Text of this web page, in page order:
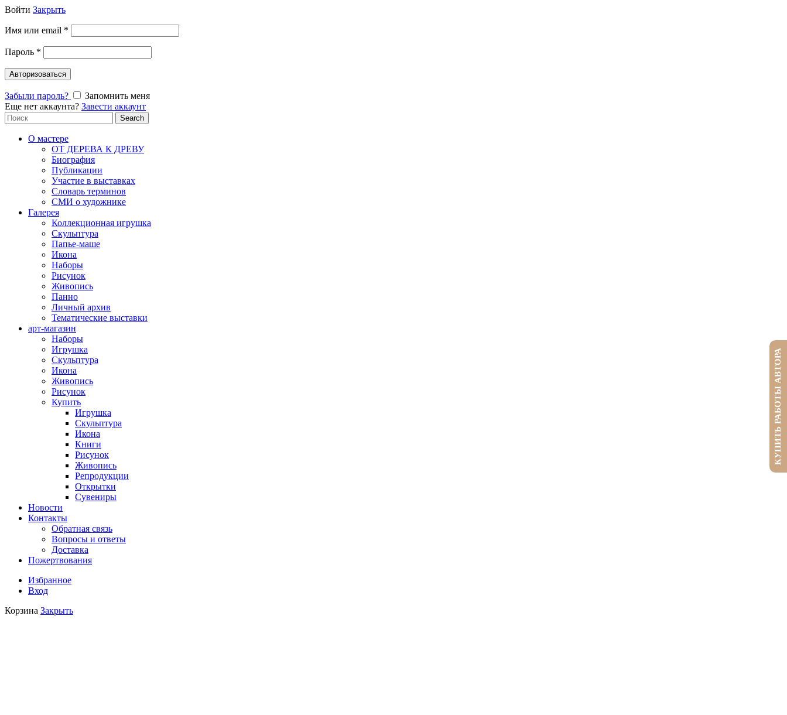
Войти Закрыть
Имя или email *
Пароль *
Авторизоваться
Забыли пароль?
Запомнить меня
Еще нет аккаунта? Завести аккаунт
Search
for:
Search
О мастере
ОТ ДЕРЕВА К ДРЕВУ
Биография
Публикации
Участие в выставках
Словарь терминов
СМИ о художнике
Галерея
Коллекционная игрушка
Скульптура
Папье-маше
Икона
Наборы
Рисунок
Живопись
Панно
Личный архив
Тематические выставки
арт-магазин
Наборы
Игрушка
Скульптура
Икона
Живопись
Рисунок
Купить
Игрушка
Скульптура
Икона
Книги
Рисунок
Живопись
Репродукции
Открытки
Сувениры
Новости
Контакты
Обратная связь
Вопросы и ответы
Доставка
Пожертвования
Избранное
Вход
Корзина Закрыть
КУПИТЬ РАБОТЫ АВТОРА